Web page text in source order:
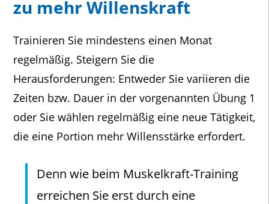
zu mehr Willenskraft
Trainieren Sie mindestens einen Monat
regelmäßig. Steigern Sie die
Herausforderungen: Entweder Sie variieren die
Zeiten bzw. Dauer in der vorgenannten Übung 1
oder Sie wählen regelmäßig eine neue Tätigkeit,
die eine Portion mehr Willensstärke erfordert.
Denn wie beim Muskelkraft-Training
erreichen Sie erst durch eine